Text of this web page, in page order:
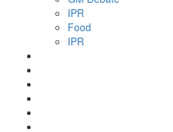
IPR
Food
IPR